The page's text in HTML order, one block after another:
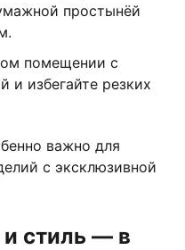
простынёй
помещении с
и избегайте резких
важно для
с эксклюзивной
стиль — в